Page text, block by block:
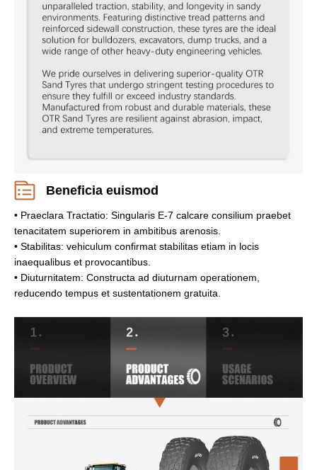
Beneficia euismod
• Praeclara Tractatio: Singularis E-7 calcare consilium praebet
tenacitatem superiorem in ambitibus arenosis.
• Stabilitas: vehiculum confirmat stabilitas etiam in locis
inaequalibus et provocantibus.
• Diuturnitatem: Constructa ad diuturnam operationem,
reducendo tempus et sustentationem gratuita.